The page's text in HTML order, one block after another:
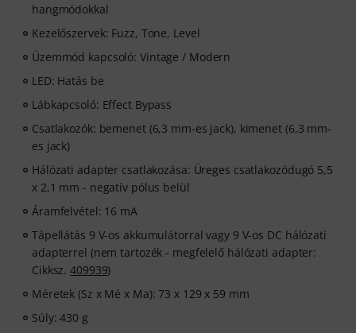
hangmódokkal
Kezelőszervek: Fuzz, Tone, Level
Üzemmód kapcsoló: Vintage / Modern
LED: Hatás be
Lábkapcsoló: Effect Bypass
Csatlakozók: bemenet (6,3 mm-es jack), kimenet (6,3 mm-
es jack)
Hálózati adapter csatlakozása: Üreges csatlakozódugó 5,5
x 2,1 mm - negatív pólus belül
Áramfelvétel: 16 mA
Tápellátás 9 V-os akkumulátorral vagy 9 V-os DC hálózati
adapterrel (nem tartozék - megfelelő hálózati adapter:
Cikksz.409939)
Méretek (Sz x Mé x Ma): 73 x 129 x 59 mm
Súly: 430 g